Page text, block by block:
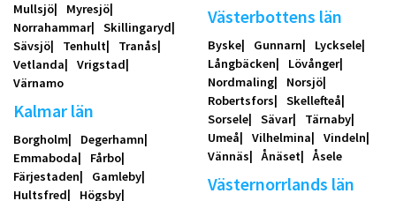
Mullsjö
Myresjö
Norrahammar
Skillingaryd
Sävsjö
Tenhult
Tranås
Vetlanda
Vrigstad
Värnamo
Kalmar län
Borgholm
Degerhamn
Emmaboda
Fårbo
Färjestaden
Gamleby
Hultsfred
Högsby
Västerbottens län
Byske Gunnarn
Lycksele
Långbäcken
Lövånger
Nordmaling
Norsjö
Robertsfors
Skellefteå
Sorsele
Sävar
Tärnaby
Umeå
Vilhelmina
Vindeln
Vännäs
Ånäset Åsele
Västernorrlands län